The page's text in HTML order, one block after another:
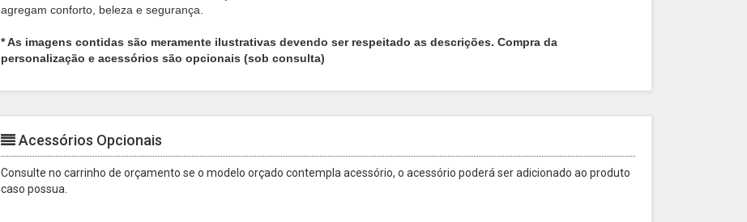
agregam conforto, beleza e segurança.
* As imagens contidas são meramente ilustrativas devendo ser respeitado as descrições. Compra da
personalização e acessórios são opcionais (sob consulta)
Acessórios Opcionais
Consulte no carrinho de orçamento se o modelo orçado contempla acessório, o acessório poderá ser adicionado ao produto
caso possua.